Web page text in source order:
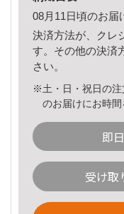
08月11日頃のお届
決済方法が、クレ
す。その他の決済
さい。
※土・日・祝日の注
のお届けにお時間
即
受け取